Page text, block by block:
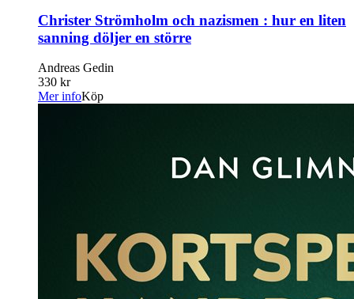
Christer Strömholm och nazismen : hur en liten
sanning döljer en större
Andreas Gedin
330 kr
Mer infoKöp